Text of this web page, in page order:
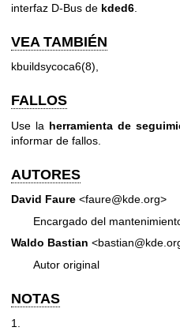
interfaz D-Bus de kded6
VEA TAMBIÉN
kbuildsycoca6(8),
FALLOS
Use la herramienta de
informar de fallos.
AUTORES
David Faure <faure@kde.org>
Encargado del
Waldo Bastian
Autor original
NOTAS
1.